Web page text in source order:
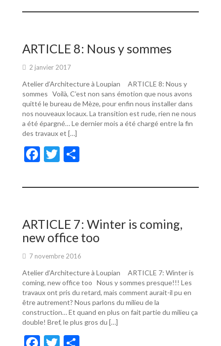
e
o
o
k
itt ta
er
ARTICLE 8: Nous y sommes
2 janvier 2017
Atelier d’Architecture à Loupian ARTICLE 8: Nous y
sommes Voilà, C’est non sans émotion que nous avons
quitté le bureau de Mèze, pour enfin nous installer dans
nos nouveaux locaux. La transition est rude, rien ne nous
a été épargné… Le dernier mois a été chargé entre la fin
des travaux et […]
F
e
o
o
k
T
itt ta
er
ARTICLE 7: Winter is coming,
new office too
7 novembre 2016
Atelier d’Architecture à Loupian ARTICLE 7: Winter is
coming, new office too Nous y sommes presque!!! Les
travaux ont pris du retard, mais comment aurait-il pu en
être autrement? Nous parlons du milieu de la
construction… Et quand en plus on fait partie du milieu ça
double! Bref, le plus gros du […]